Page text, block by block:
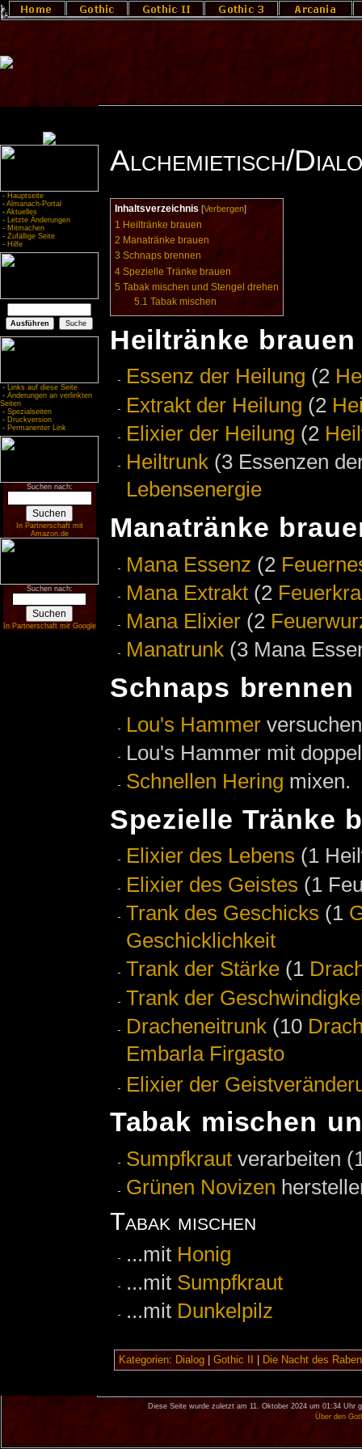
- Hauptseite
- Almanach-Portal
- Aktuelles
- Letzte Änderungen
- Mitmachen
- Zufällige Seite
- Hilfe
- Links auf diese Seite
- Änderungen an verlinkten
Seiten
- Spezialseiten
- Druckversion
- Permanenter Link
Suchen nach:
In Partnerschaft mit
Amazon.de
Suchen nach:
In Partnerschaft mit Google
Alchemietisch/
Inhaltsverzeichnis [Verbergen]
1 Heiltränke brauen
2 Manatränke brauen
3 Schnaps brennen
4 Spezielle Tränke brauen
5 Tabak mischen und Stengel drehen
5.1 Tabak mischen
Heiltränke brauen
Essenz der Heilung (2
Extrakt der Heilung (2
Elixier der Heilung (2
Heiltrunk (3 Essenzen
Lebensenergie
Manatränke
Mana Essenz (2
Mana Extrakt (2
Mana Elixier (2
Manatrunk (3 Mana
Schnaps brennen
Lou's Hammer
Lou's Hammer mit
Schnellen Hering mixen.
Spezielle Tränke
Elixier des Lebens (1
Elixier des Geistes (1
Trank des Geschicks (1
Geschicklichkeit
Trank der Stärke (1
Trank der
Dracheneitrunk (10
Embarla Firgasto
Elixier der
Tabak mischen
Sumpfkraut verarbeiten
Grünen Novizen
Tabak mischen
...mit Honig
...mit Sumpfkraut
...mit Dunkelpilz
Kategorien: Dialog| Gothic II Die Nacht des Raben
Diese Seite wurde zuletzt am 11. Oktober 2024 um 01:34 Uhr
Über den